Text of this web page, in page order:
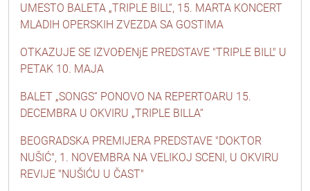
UMESTO BALETA „TRIPLE BILL“, 15. MARTA KONCERT
MLADIH OPERSKIH ZVEZDA SA GOSTIMA
OTKAZUJE SE IZVOĐENjE PREDSTAVE "TRIPLE BILL" U
PETAK 10. MAJA
BALET „SONGS“ PONOVO NA REPERTOARU 15.
DECEMBRA U OKVIRU „TRIPLE BILLA“
BEOGRADSKA PREMIJERA PREDSTAVE "DOKTOR
NUŠIĆ", 1. NOVEMBRA NA VELIKOJ SCENI, U OKVIRU
REVIJE "NUŠIĆU U ČAST"